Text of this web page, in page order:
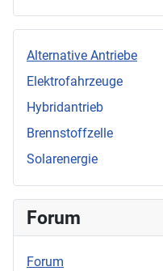
Alternative Antriebe
Elektrofahrzeuge
Hybridantrieb
Brennstoffzelle
Solarenergie
Forum
Forum